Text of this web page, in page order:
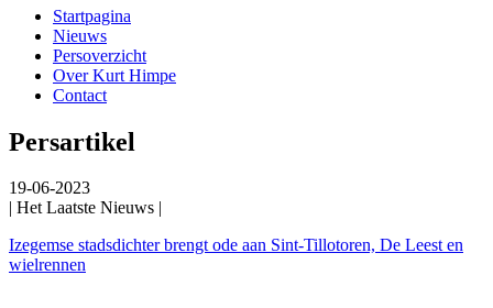
Startpagina
Nieuws
Persoverzicht
Over Kurt Himpe
Contact
Persartikel
19-06-2023
| Het Laatste Nieuws |
Izegemse stadsdichter brengt ode aan Sint-Tillotoren, De Leest en
wielrennen